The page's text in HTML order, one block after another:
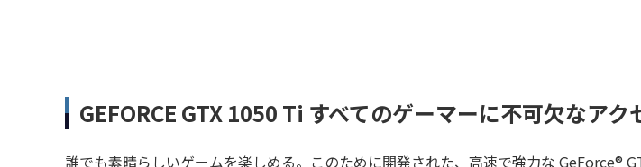
GEFORCE GTX 1050 Ti すべてのゲーマーに不可欠なアク
誰でも素晴らしいゲームを楽しめる。このために開発された、高速で強力な GeForce®